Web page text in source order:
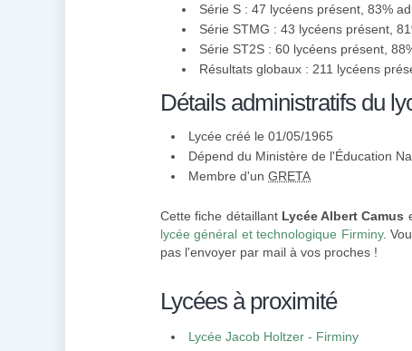
Série S : 47 lycéens présent, 83%
Série STMG : 43 lycéens présent,
Série ST2S : 60 lycéens présent,
Résultats globaux : 211 lycéens
Détails administratifs du
Lycée créé le 01/05/1965
Dépend du Ministère de l'Éducation
Membre d'un GRETA
Cette fiche détaillant Lycée Albert Camus
lycée général et technologique Firminy.
pas l'envoyer par mail à vos proches !
Lycées à proximité
Lycée Jacob Holtzer - Firminy